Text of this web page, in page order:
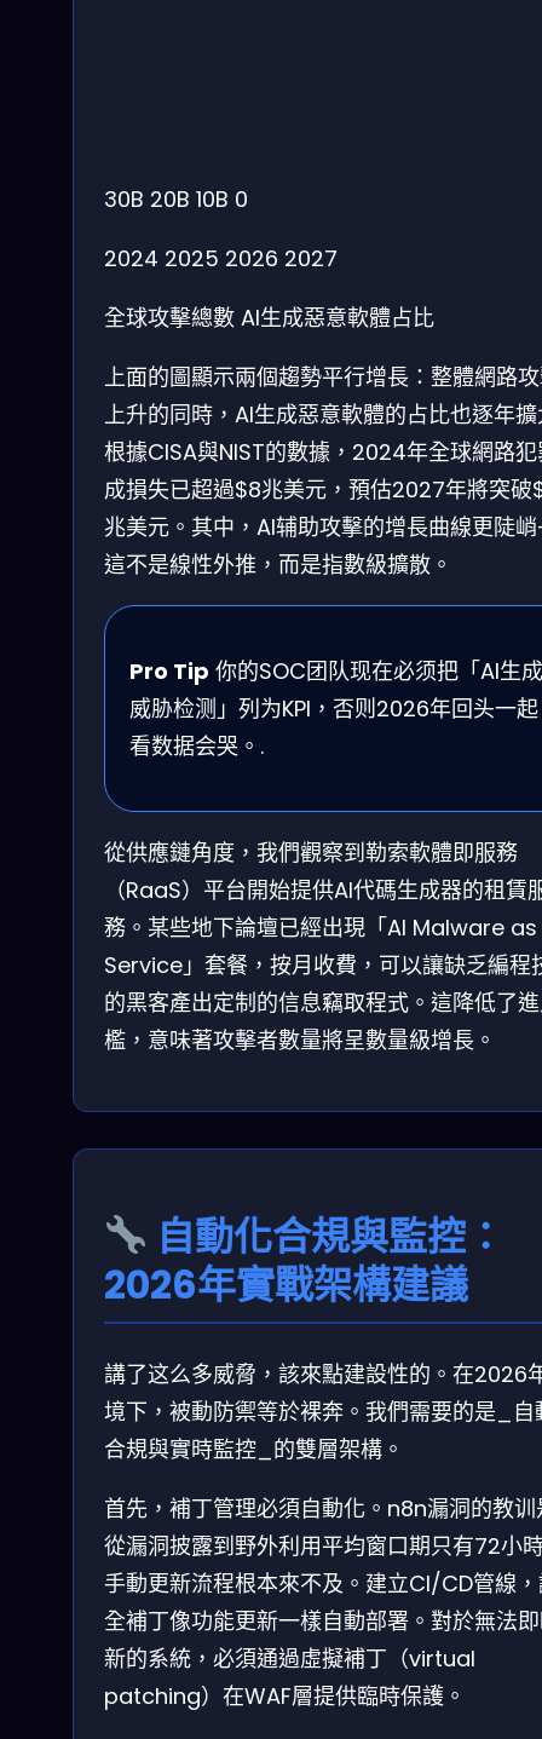
30B 20B 10B 0
2024 2025 2026 2027
全球攻擊總數 AI生成惡意軟體占比
上面的圖顯示兩個趨勢平行增長：整體網路
上升的同時，AI生成惡意軟體的占比也逐年
根據CISA與NIST的數據，2024年全球網路
成損失已超過$8兆美元，預估2027年將突破
兆美元。其中，AI辅助攻擊的增長曲線更陡
這不是線性外推，而是指數級擴散。
Pro Tip 你的SOC团队现在必须把「AI生成
威胁检测」列为KPI，否则2026年回头一起
看数据会哭。.
從供應鏈角度，我們觀察到勒索軟體即服務
（RaaS）平台開始提供AI代碼生成器的租賃
務。某些地下論壇已經出現「AI Malware
Service」套餐，按月收費，可以讓缺乏編程
的黑客產出定制的信息竊取程式。這降低了
檻，意味著攻擊者數量將呈數量級增長。
自動化合規與監控：
2026年實戰架構建議
講了这么多威脅，該來點建設性的。在2026
境下，被動防禦等於裸奔。我們需要的是_自
合規與實時監控_的雙層架構。
首先，補丁管理必須自動化。n8n漏洞的教训
從漏洞披露到野外利用平均窗口期只有72小
手動更新流程根本來不及。建立CI/CD管線
全補丁像功能更新一樣自動部署。對於無法
新的系統，必須通過虛擬補丁（virtual
patching）在WAF層提供臨時保護。